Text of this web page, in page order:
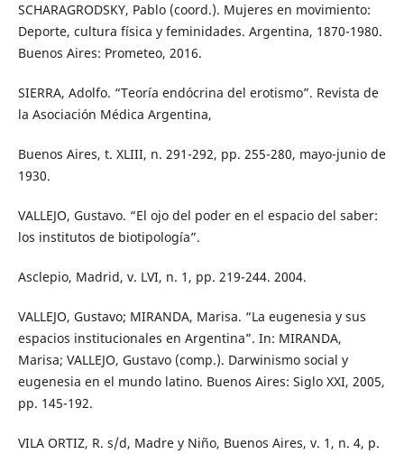
SCHARAGRODSKY, Pablo (coord.). Mujeres en movimiento:
Deporte, cultura física y feminidades. Argentina, 1870-1980.
Buenos Aires: Prometeo, 2016.
SIERRA, Adolfo. “Teoría endócrina del erotismo”. Revista de
la Asociación Médica Argentina,
Buenos Aires, t. XLIII, n. 291-292, pp. 255-280, mayo-junio de
1930.
VALLEJO, Gustavo. “El ojo del poder en el espacio del saber:
los institutos de biotipología”.
Asclepio, Madrid, v. LVI, n. 1, pp. 219-244. 2004.
VALLEJO, Gustavo; MIRANDA, Marisa. “La eugenesia y sus
espacios institucionales en Argentina”. In: MIRANDA,
Marisa; VALLEJO, Gustavo (comp.). Darwinismo social y
eugenesia en el mundo latino. Buenos Aires: Siglo XXI, 2005,
pp. 145-192.
VILA ORTIZ, R. s/d, Madre y Niño, Buenos Aires, v. 1, n. 4, p.